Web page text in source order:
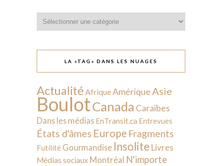
LA «TAG» DANS LES NUAGES
Actualité AfriqueAmériqueAsie
BoulotCanada Caraïbes
Dans les médias EnTransit.ca Entrevues
États d'âmes Europe Fragments
Futilité Gourmandise Insolite Livres
Médias sociaux Montréal N'importe